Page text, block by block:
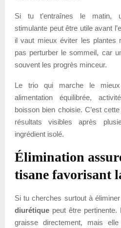
Si tu t’entraînes le matin,
stimulante peut être utile avant
il vaut mieux éviter les plantes
pas perturber le sommeil, car
souvent les progrès minceur.
Le trio qui marche le
alimentation équilibrée,
boisson bien choisie. C’est
résultats visibles après
ingrédient isolé.
Élimination
tisane favorisant
Si tu cherches surtout à éliminer
diurétique peut être
graisse directement, mais